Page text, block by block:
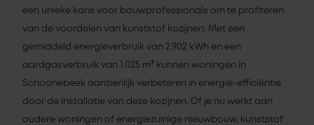
een unieke kans voor bouwprofessionals om te profiteren
van de voordelen van kunststof kozijnen. Met een
gemiddeld energieverbruik van 2.902 kWh en een
aardgasverbruik van 1.025 m³ kunnen woningen in
Schoonebeek aanzienlijk verbeteren in energie-efficiëntie
door de installatie van deze kozijnen. Of je nu werkt aan
oudere woningen of energiezuinige nieuwbouw, kunststof